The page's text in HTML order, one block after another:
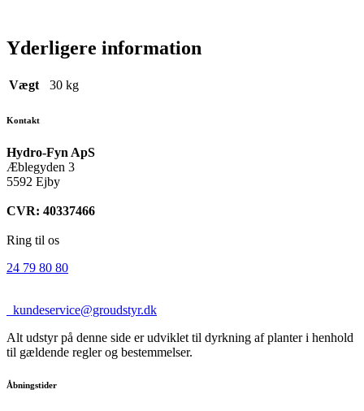
Yderligere information
Vægt 30 kg
Kontakt
Hydro-Fyn ApS
Æblegyden 3
5592 Ejby
CVR: 40337466
Ring til os
24 79 80 80
kundeservice@groudstyr.dk
Alt udstyr på denne side er udviklet til dyrkning af planter i henhold
til gældende regler og bestemmelser.
Åbningstider